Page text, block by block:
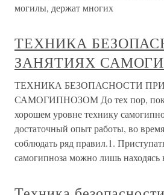
могилы, держат многих
ТЕХНИКА
ЗАНЯТИЯХ
ТЕХНИКА БЕЗОПАСНОСТИ
САМОГИПНОЗОМ До тех пор, пока
хорошем уровне технику
достаточный опыт работы, во
соблюдать ряд правил.1.
самогипноза можно лишь находясь